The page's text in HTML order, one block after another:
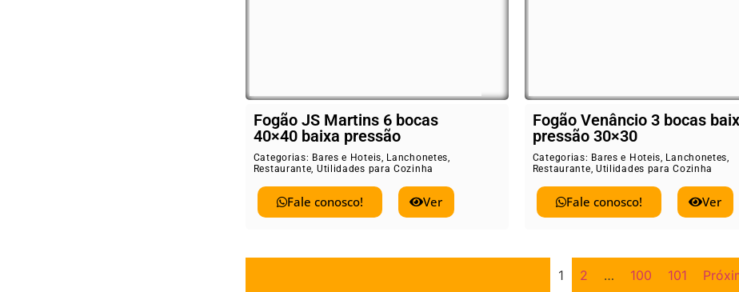
Fogão JS Martins 6 bocas
40×40 baixa pressão
Categorias: Bares e Hoteis, Lanchonetes,
Restaurante, Utilidades para Cozinha
Fale conosco! Ver
Fogão Venâncio 3 bocas
pressão 30×30
Categorias: Bares e Hoteis, Lanchonetes,
Restaurante, Utilidades para Cozinha
Fale conosco! Ver
1 2 … 100 101